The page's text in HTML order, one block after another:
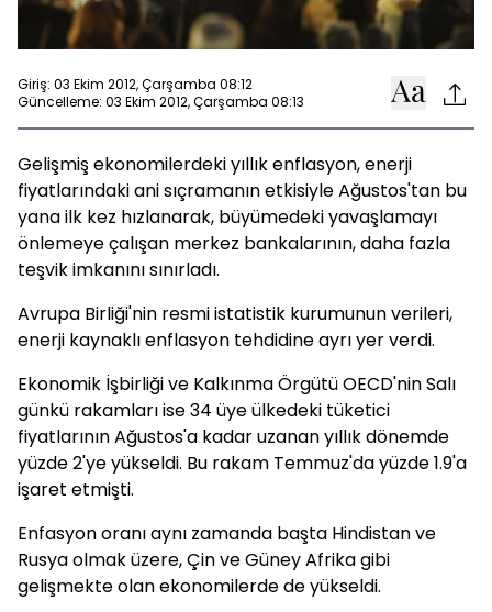
Giriş: 03 Ekim 2012, Çarşamba 08:12
Güncelleme: 03 Ekim 2012, Çarşamba 08:13
Gelişmiş ekonomilerdeki yıllık enflasyon, enerji
fiyatlarındaki ani sıçramanın etkisiyle Ağustos'tan bu
yana ilk kez hızlanarak, büyümedeki yavaşlamayı
önlemeye çalışan merkez bankalarının, daha fazla
teşvik imkanını sınırladı.
Avrupa Birliği'nin resmi istatistik kurumunun verileri,
enerji kaynaklı enflasyon tehdidine ayrı yer verdi.
Ekonomik İşbirliği ve Kalkınma Örgütü OECD'nin Salı
günkü rakamları ise 34 üye ülkedeki tüketici
fiyatlarının Ağustos'a kadar uzanan yıllık dönemde
yüzde 2'ye yükseldi. Bu rakam Temmuz'da yüzde 1.9'a
işaret etmişti.
Enfasyon oranı aynı zamanda başta Hindistan ve
Rusya olmak üzere, Çin ve Güney Afrika gibi
gelişmekte olan ekonomilerde de yükseldi.